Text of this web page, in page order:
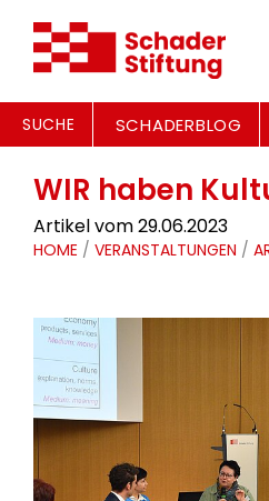
SUCHE SCHADERBLOG
WIR haben
Artikel vom 29.06.2023
HOME / VERANSTALTUNGEN /